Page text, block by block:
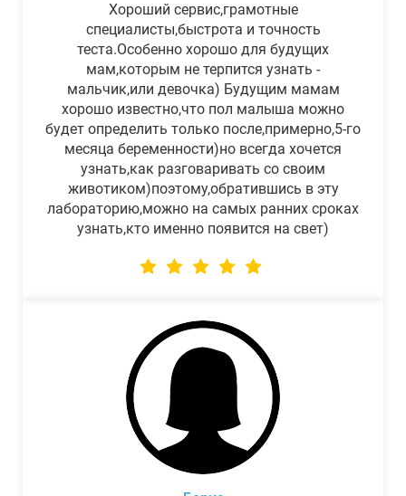
Хороший сервис,грамотные
специалисты,быстрота и точность
теста.Особенно хорошо для будущих
мам,которым не терпится узнать -
мальчик,или девочка) Будущим мамам
хорошо известно,что пол малыша можно
будет определить только после,примерно,5-го
месяца беременности)но всегда хочется
узнать,как разговаривать со своим
животиком)поэтому,обратившись в эту
лабораторию,можно на самых ранних сроках
узнать,кто именно появится на свет)